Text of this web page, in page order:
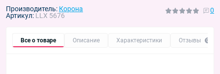
Производитель: Корона
Артикул: LLX 5676
0
Все о товаре Описание Характеристики Отзывы 0